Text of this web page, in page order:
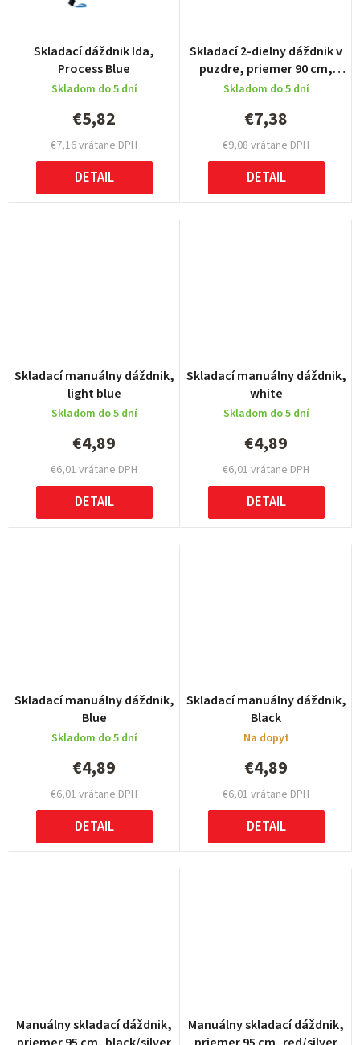
Skladací dáždnik Ida,
Process Blue
Skladom do 5 dní
€7,16 vrátane DPH
€5,82
DETAIL
Skladací 2-dielny dáždnik v
puzdre, priemer 90 cm,
Orange
Skladom do 5 dní
€9,08 vrátane DPH
€7,38
DETAIL
Skladací manuálny dáždnik,
light blue
Skladom do 5 dní
€6,01 vrátane DPH
€4,89
DETAIL
Skladací manuálny dáždnik,
white
Skladom do 5 dní
€6,01 vrátane DPH
€4,89
DETAIL
Skladací manuálny dáždnik,
Blue
Skladom do 5 dní
€6,01 vrátane DPH
€4,89
DETAIL
Skladací manuálny dáždnik,
Black
Na dopyt
€6,01 vrátane DPH
€4,89
DETAIL
Manuálny skladací dáždnik,
Manuálny skladací dáždnik,